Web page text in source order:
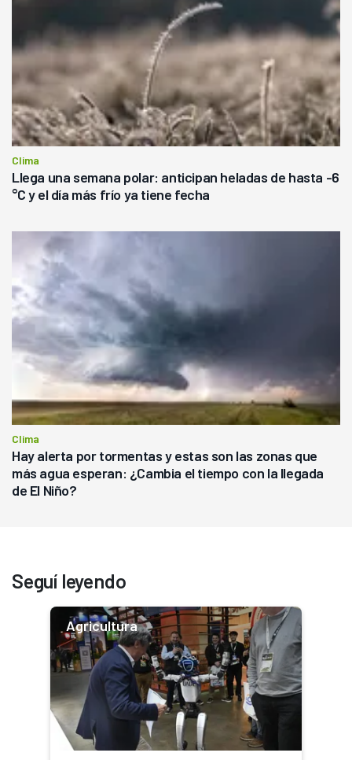
Clima
Llega una semana polar: anticipan heladas de hasta -6
°C y el día más frío ya tiene fecha
Clima
Hay alerta por tormentas y estas son las zonas que
más agua esperan: ¿Cambia el tiempo con la llegada
de El Niño?
Seguí leyendo
Agricultura